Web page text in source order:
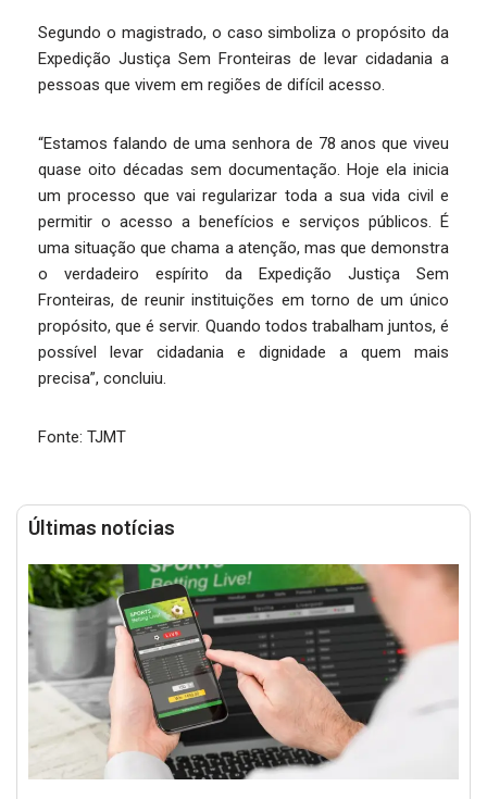
Segundo o magistrado, o caso simboliza o propósito da
Expedição Justiça Sem Fronteiras de levar cidadania a
pessoas que vivem em regiões de difícil acesso.
“Estamos falando de uma senhora de 78 anos que viveu
quase oito décadas sem documentação. Hoje ela inicia
um processo que vai regularizar toda a sua vida civil e
permitir o acesso a benefícios e serviços públicos. É
uma situação que chama a atenção, mas que demonstra
o verdadeiro espírito da Expedição Justiça Sem
Fronteiras, de reunir instituições em torno de um único
propósito, que é servir. Quando todos trabalham juntos, é
possível levar cidadania e dignidade a quem mais
precisa”, concluiu.
Fonte: TJMT
Últimas notícias